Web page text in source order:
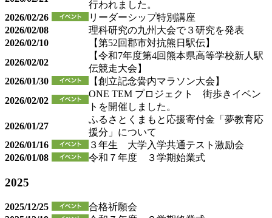
行われました。
2026/02/26
リーダーシップ特別講座
2026/02/08
理科研究の九州大会で３研究を発表
2026/02/10
【第52回郡市対抗熊日駅伝】
2026/02/02
【令和7年度第4回熊本県高等学校新人駅
伝競走大会】
2026/01/30
【創立記念黌内マラソン大会】
2026/02/02
ONE TEM プロジェクト 街歩きイベン
トを開催しました。
2026/01/27
ふるさとくまもと応援寄付金「夢教育応
援分」について
2026/01/16
３年生 大学入学共通テスト激励会
2026/01/08
令和７年度 ３学期始業式
2025
2025/12/25
合格祈願会